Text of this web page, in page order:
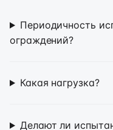
Периодичность
ограждений?
Какая нагрузка?
Делают ли